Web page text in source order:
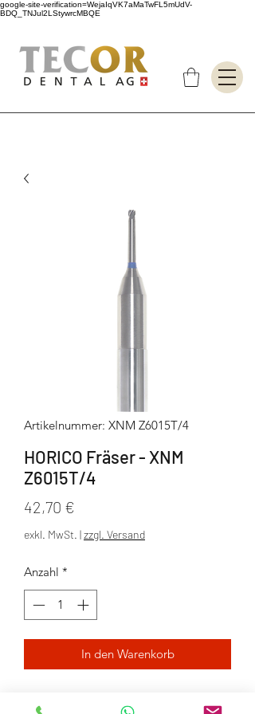
google-site-verification=WejaIqVK7aMaTwFL5mUdV-
BDQ_TNJul2LStywrcMBQE
Artikelnummer: XNM Z6015T/4
HORICO Fräser - XNM
Z6015T/4
42,70 €
exkl. MwSt. |zzgl. Versand
Anzahl *
In den Warenkorb